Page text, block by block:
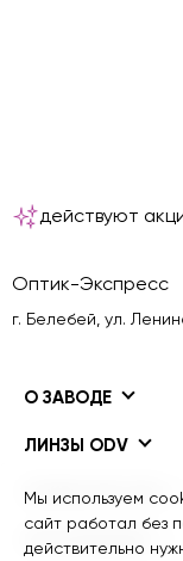
действуют
Оптик-Экспресс
г. Белебей, ул.
О ЗАВОДЕ
ЛИНЗЫ ODV
ПОКРЫТИЯ ODV
ИНФОРМАЦИЯ
Мы используем
сайт работал без
действительно